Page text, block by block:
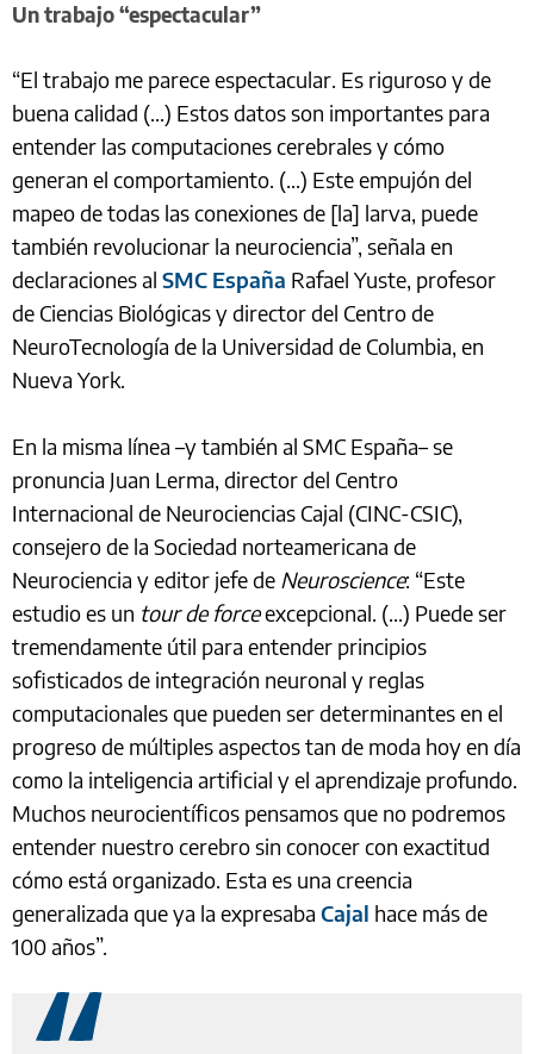
Un trabajo “espectacular”
“El trabajo me parece espectacular. Es riguroso y de
buena calidad (...) Estos datos son importantes para
entender las computaciones cerebrales y cómo
generan el comportamiento. (...) Este empujón del
mapeo de todas las conexiones de [la] larva, puede
también revolucionar la neurociencia”, señala en
declaraciones al SMC España Rafael Yuste, profesor
de Ciencias Biológicas y director del Centro de
NeuroTecnología de la Universidad de Columbia, en
Nueva York.
En la misma línea –y también al SMC España– se
pronuncia Juan Lerma, director del Centro
Internacional de Neurociencias Cajal (CINC-CSIC),
consejero de la Sociedad norteamericana de
Neurociencia y editor jefe de Neuroscience: “Este
estudio es un tour de forceexcepcional. (...) Puede ser
tremendamente útil para entender principios
sofisticados de integración neuronal y reglas
computacionales que pueden ser determinantes en el
progreso de múltiples aspectos tan de moda hoy en día
como la inteligencia artificial y el aprendizaje profundo.
Muchos neurocientíficos pensamos que no podremos
entender nuestro cerebro sin conocer con exactitud
cómo está organizado. Esta es una creencia
generalizada que ya la expresaba Cajal hace más de
100 años”.